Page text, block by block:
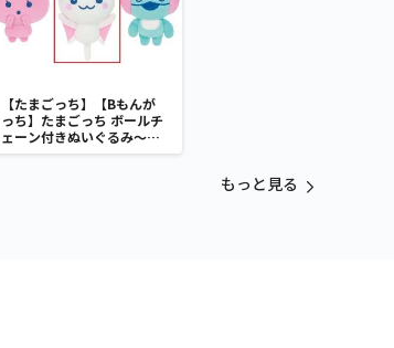
【たまごっち】【Bもんが
っち】たまごっち ボールチ
ェーン付きぬいぐるみ～
Tamagotchi Paradise～
もっと見る